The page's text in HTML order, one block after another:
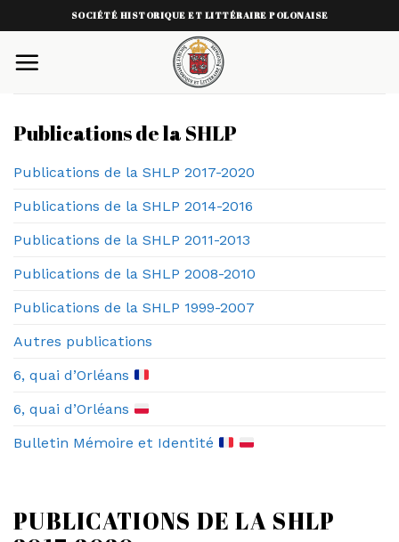
to
content
SOCIÉTÉ HISTORIQUE ET LITTÉRAIRE POLONAISE
PUBLICATIONS DE LA SHLP
Publications de la SHLP
Publications de la SHLP 2017-2020
Publications de la SHLP 2014-2016
Publications de la SHLP 2011-2013
Publications de la SHLP 2008-2010
Publications de la SHLP 1999-2007
Autres publications
6, quai d’Orléans
6, quai d’Orléans
Bulletin Mémoire et Identité